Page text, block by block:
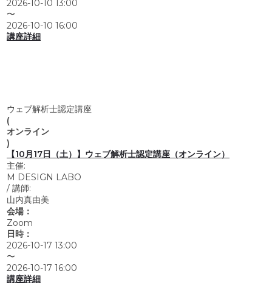
2026-10-10 13:00
〜
2026-10-10 16:00
講座詳細
ウェブ解析士認定講座
(
オンライン
)
【10月17日（土）】ウェブ解析士認定講座（オンライン）
主催:
M DESIGN LABO
/ 講師:
山内真由美
会場：
Zoom
日時：
2026-10-17 13:00
〜
2026-10-17 16:00
講座詳細